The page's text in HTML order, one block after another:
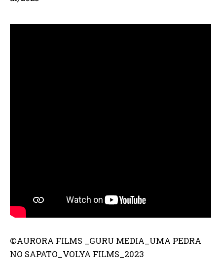
©AURORA FILMS _GURU MEDIA_UMA PEDRA
NO SAPATO_VOLYA FILMS_2023